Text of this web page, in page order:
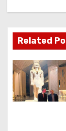
n
d
e
l
’
a
Related